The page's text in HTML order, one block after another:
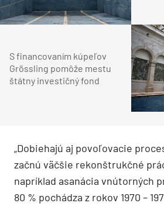
S financovaním kúpeľov
Grössling pomôže mestu
štátny investičný fond
„Dobiehajú aj povoľovacie
začnú väčšie rekonštrukčné
napríklad asanácia vnútorných
80 % pochádza z rokov 1970 –